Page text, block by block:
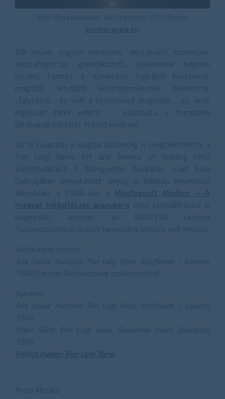
Szűz Mária katedrális, San Francisco, 1971 (Forrás:
anotherangle.eu
Bár művei nagyon merészek, alkotásairól szerényen,
visszafogottan gondolkodott, épületeinek teljesen
újszerű formáit a szerkezeti logikából következő,
magától értetődő következménynek tekintette.
„Egyszerű… ez volt a kézenfekvő megoldás… az, amit
logikusan tenni kellett” – válaszolta a forradalmi
újításainak hátterét firtató kérdésre.
2016 tavaszán a magyar közönség is megtekinthette a
Pier Luigi Nervi, Art and Science of Building című
vándorkiállítást. A Műegyetem Aulájában, majd Rajzi
Galériájában bemutatott anyag a kiállítás következő
állomásán, a FUGA-ban a Megfagyott Modern – A
magyar héjépítészet aranykora című társkiállítással is
kiegészült, amelyen az UVATERV Lechner
Tudásközpontban őrzött terveiből is látható volt néhány.
Archív képek forrása:
Ada Louise Huxtable: Pier Luigi Nervi, Mayflower – London,
1960 (Lechner Tudásközpont szakkönyvtára)
Források:
Ada Louise Huxtable: Pier Luigi Nervi, Mayflower – London,
1960
Major Máté: Pier Luigi Nervi, Akadémiai Kiadó, Budapest,
1966
Patrick Kunkel: Pier Luigi Nervi
Pesti Monika